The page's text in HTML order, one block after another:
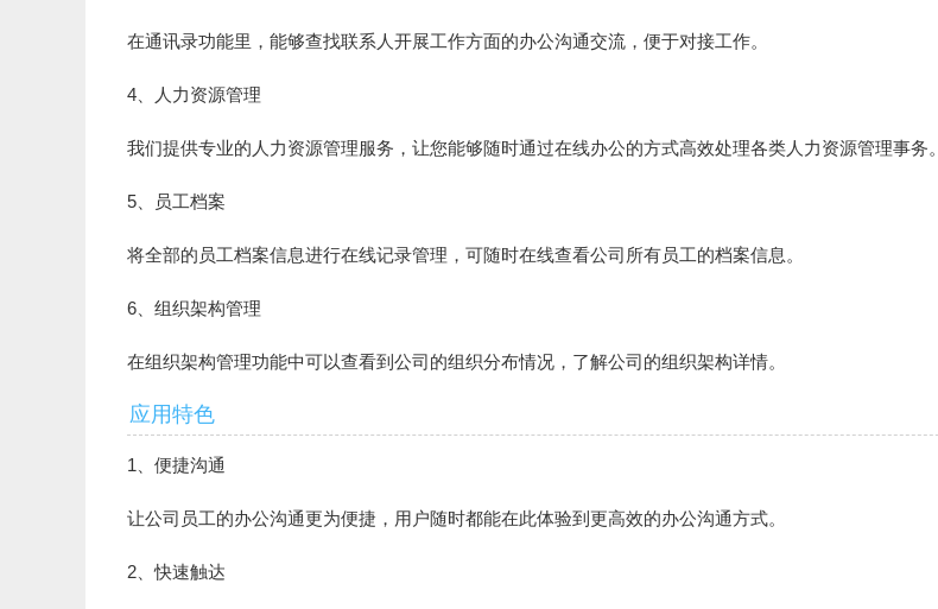
在通讯录功能里，能够查找联系人开展工作方面的办公沟通交流，便于对接工作。
4、人力资源管理
我们提供专业的人力资源管理服务，让您能够随时通过在线办公的方式高效处理各类人力资源管理事务。
5、员工档案
将全部的员工档案信息进行在线记录管理，可随时在线查看公司所有员工的档案信息。
6、组织架构管理
在组织架构管理功能中可以查看到公司的组织分布情况，了解公司的组织架构详情。
应用特色
1、便捷沟通
让公司员工的办公沟通更为便捷，用户随时都能在此体验到更高效的办公沟通方式。
2、快速触达